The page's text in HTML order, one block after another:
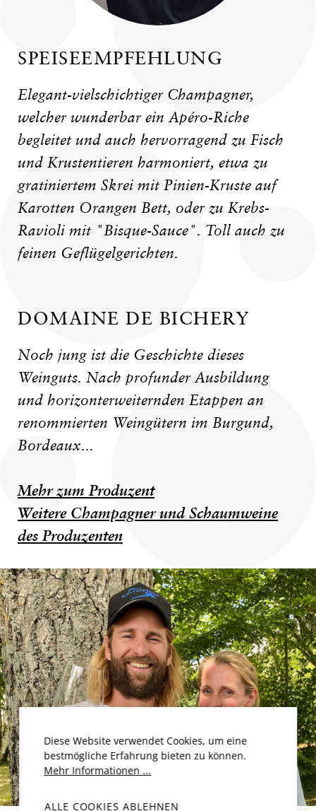
SPEISEEMPFEHLUNG
Elegant-vielschichtiger Champagner,
welcher wunderbar ein Apéro-Riche
begleitet und auch hervorragend zu Fisch
und Krustentieren harmoniert, etwa zu
gratiniertem Skrei mit Pinien-Kruste auf
Karotten Orangen Bett, oder zu Krebs-
Ravioli mit "Bisque-Sauce". Toll auch zu
feinen Geflügelgerichten.
DOMAINE DE BICHERY
Noch jung ist die Geschichte dieses
Weinguts. Nach profunder Ausbildung
und horizonterweiternden Etappen an
renommierten Weingütern im Burgund,
Bordeaux...
Mehr zum Produzent
Weitere Champagner und Schaumweine
des Produzenten
Diese Website verwendet Cookies, um eine
bestmögliche Erfahrung bieten zu können.
Mehr Informationen ...
ALLE COOKIES ABLEHNEN